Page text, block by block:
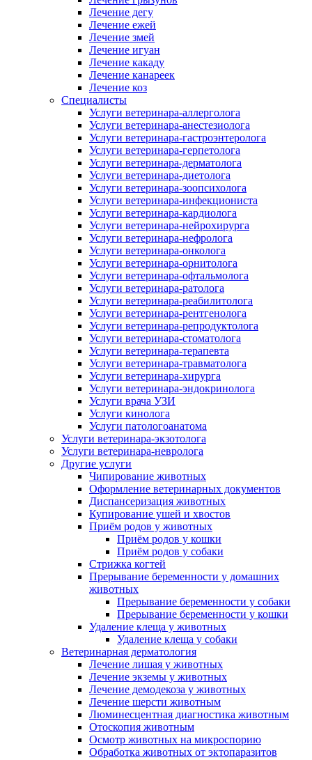
Лечение дегу
Лечение ежей
Лечение змей
Лечение игуан
Лечение какаду
Лечение канареек
Лечение коз
Специалисты
Услуги ветеринара-аллерголога
Услуги ветеринара-анестезиолога
Услуги ветеринара-гастроэнтеролога
Услуги ветеринара-герпетолога
Услуги ветеринара-дерматолога
Услуги ветеринара-диетолога
Услуги ветеринара-зоопсихолога
Услуги ветеринара-инфекциониста
Услуги ветеринара-кардиолога
Услуги ветеринара-нейрохирурга
Услуги ветеринара-нефролога
Услуги ветеринара-онколога
Услуги ветеринара-орнитолога
Услуги ветеринара-офтальмолога
Услуги ветеринара-ратолога
Услуги ветеринара-реабилитолога
Услуги ветеринара-рентгенолога
Услуги ветеринара-репродуктолога
Услуги ветеринара-стоматолога
Услуги ветеринара-терапевта
Услуги ветеринара-травматолога
Услуги ветеринара-хирурга
Услуги ветеринара-эндокринолога
Услуги врача УЗИ
Услуги кинолога
Услуги патологоанатома
Услуги ветеринара-экзотолога
Услуги ветеринара-невролога
Другие услуги
Чипирование животных
Оформление ветеринарных документов
Диспансеризация животных
Купирование ушей и хвостов
Приём родов у животных
Приём родов у кошки
Приём родов у собаки
Стрижка когтей
Прерывание беременности у домашних
животных
Прерывание беременности у собаки
Прерывание беременности у кошки
Удаление клеща у животных
Удаление клеща у собаки
Ветеринарная дерматология
Лечение лишая у животных
Лечение экземы у животных
Лечение демодекоза у животных
Лечение шерсти животным
Люминесцентная диагностика животным
Отоскопия животным
Осмотр животных на микроспорию
Обработка животных от эктопаразитов